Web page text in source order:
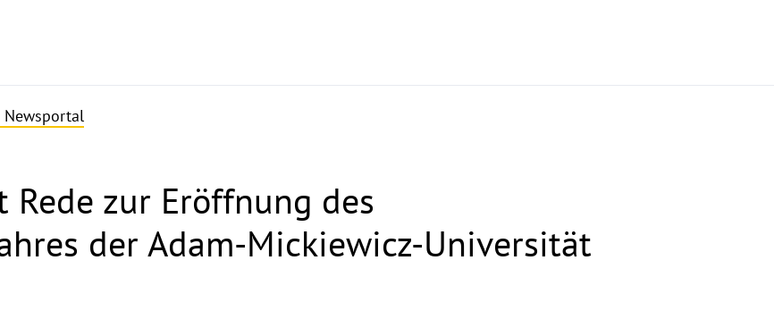
zur Eröffnung des
der Adam-Mickiewicz-Universität